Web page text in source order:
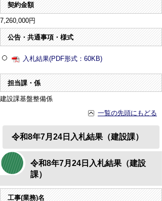
契約金額
7,260,000円
公告・共通事項・様式
入札結果(PDF形式：60KB)
担当課・係
建設課基盤整備係
一覧の先頭にもどる
令和8年7月24日入札結果（建設課）
令和8年7月24日入札結果（建設
課）
工事(業務)名